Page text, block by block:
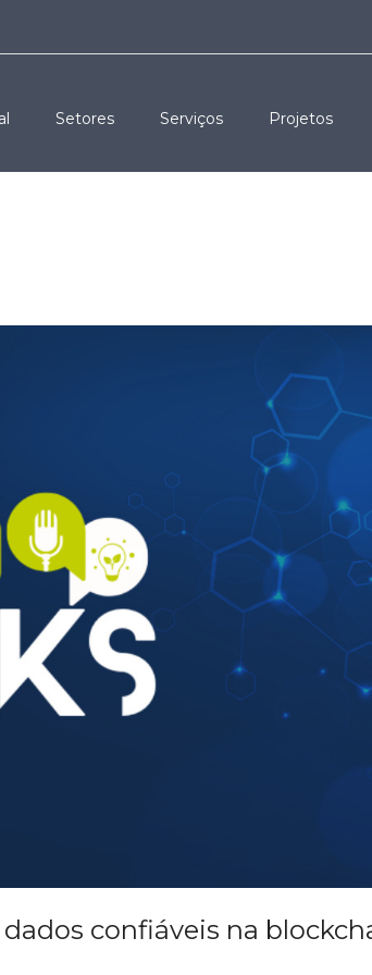
Setores Serviços Projetos
confiáveis na